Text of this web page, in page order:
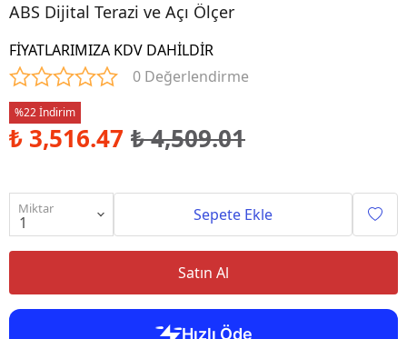
ABS Dijital Terazi ve Açı Ölçer
FİYATLARIMIZA KDV DAHİLDİR
0 Değerlendirme
%22 İndirim
₺ 3,516.47 ₺ 4,509.01
Miktar Sepete Ekle
Satın Al